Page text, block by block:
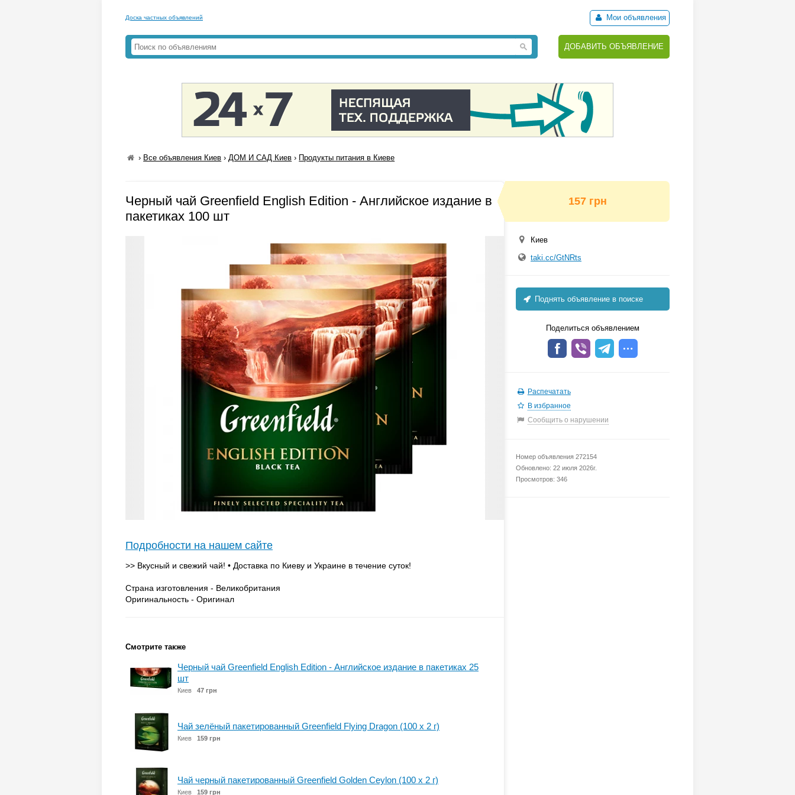
Доска частных объявлений Мои объявления
ДОБАВИТЬ ОБЪЯВЛЕНИЕ
› Все объявления Киев ›ДОМ И САД Киев › Продукты питания в Киеве
Черный чай Greenfield English Edition - Английское издание в
пакетиках 100 шт
Подробности на нашем сайте
>> Вкусный и свежий чай! • Доставка по Киеву и Украине в течение суток!
Страна изготовления - Великобритания
Оригинальность - Оригинал
Смотрите также
Черный чай Greenfield English Edition - Английское издание в пакетиках 25
шт
Киев 47 грн
Чай зелёный пакетированный Greenfield Flying Dragon (100 х 2 г)
Киев 159 грн
Чай черный пакетированный Greenfield Golden Ceylon (100 х 2 г)
Киев 159 грн
157 грн
Киев
taki.cc/GtNRts
Поднять объявление в поиске
Поделиться объявлением
Распечатать
В избранное
Сообщить о нарушении
Номер объявления 272154
Обновлено: 22 июля 2026г.
Просмотров: 346